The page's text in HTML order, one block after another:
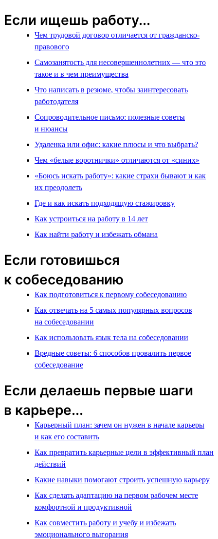
Если ищешь работу...
Чем трудовой договор отличается от гражданско-
правового
Самозанятость для несовершеннолетних — что это
такое и в чем преимущества
Что написать в резюме, чтобы заинтересовать
работодателя
Сопроводительное письмо: полезные советы
и нюансы
Удаленка или офис: какие плюсы и что выбрать?
Чем «белые воротнички» отличаются от «синих»
«Боюсь искать работу»: какие страхи бывают и как
их преодолеть
Где и как искать подходящую стажировку
Как устроиться на работу в 14 лет
Как найти работу и избежать обмана
Если готовишься
к собеседованию
Как подготовиться к первому собеседованию
Как отвечать на 5 самых популярных вопросов
на собеседовании
Как использовать язык тела на собеседовании
Вредные советы: 6 способов провалить первое
собеседование
Если делаешь первые шаги
в карьере...
Карьерный план: зачем он нужен в начале карьеры
и как его составить
Как превратить карьерные цели в эффективный план
действий
Какие навыки помогают строить успешную карьеру
Как сделать адаптацию на первом рабочем месте
комфортной и продуктивной
Как совместить работу и учебу и избежать
эмоционального выгорания